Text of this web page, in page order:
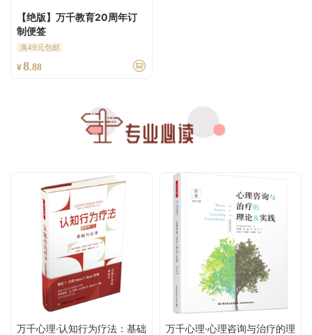
【绝版】万千教育20周年订
制便签
满49元包邮
¥8.88
万千心理·认知行为疗法：基础
万千心理·心理咨询与治疗的理